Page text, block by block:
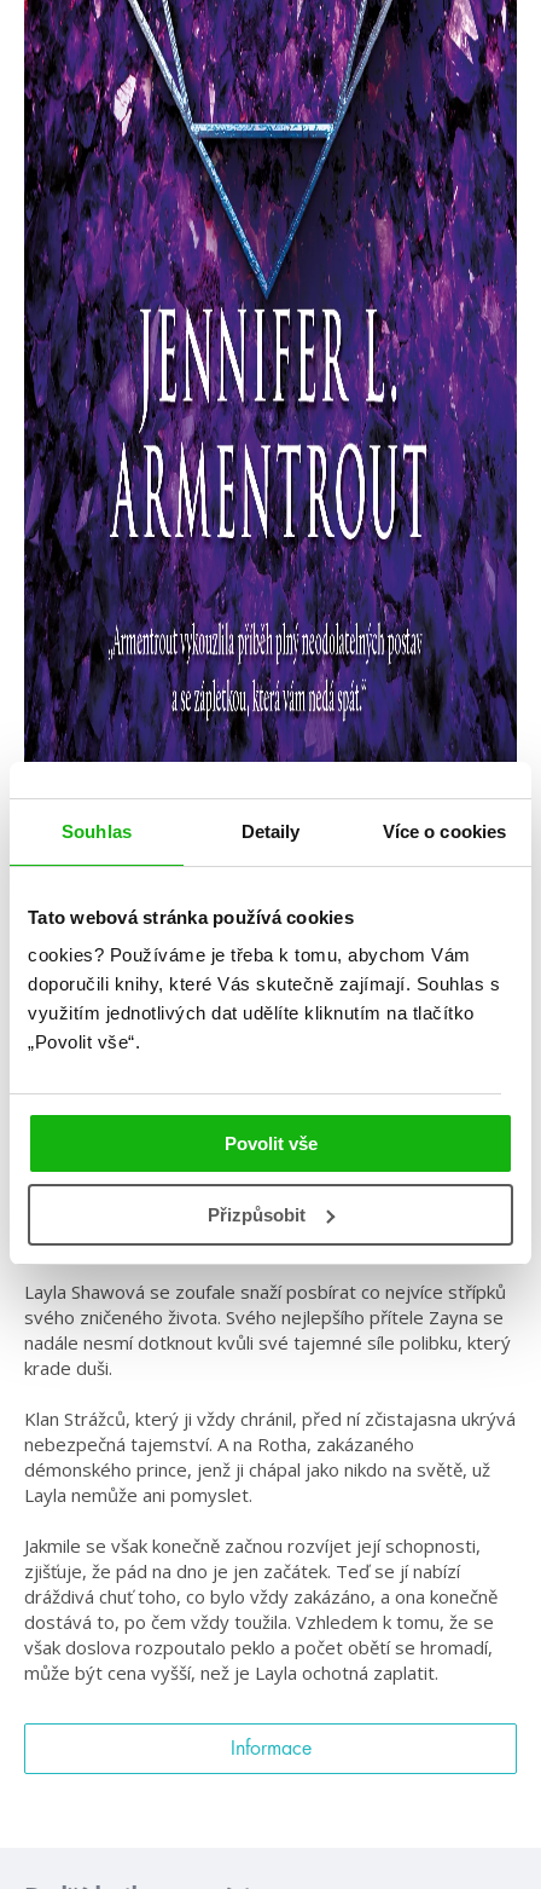
Souhlas Detaily Více o cookies
Tato webová stránka používá cookies
cookies? Používáme je třeba k tomu, abychom Vám
doporučili knihy, které Vás skutečně zajímají. Souhlas s
využitím jednotlivých dat udělíte kliknutím na tlačítko
„Povolit vše“.
Povolit vše
Přizpůsobit
Série: Dark Elements
Dotek jako led
#darkelements #jenniferlarmentrout
Druhý díl strhující série Dark Elements.
Layla Shawová se zoufale snaží posbírat co nejvíce střípků
svého zničeného života. Svého nejlepšího přítele Zayna se
nadále nesmí dotknout kvůli své tajemné síle polibku, který
krade duši.
Klan Strážců, který ji vždy chránil, před ní zčistajasna ukrývá
nebezpečná tajemství. A na Rotha, zakázaného
démonského prince, jenž ji chápal jako nikdo na světě, už
Layla nemůže ani pomyslet.
Jakmile se však konečně začnou rozvíjet její schopnosti,
zjišťuje, že pád na dno je jen začátek. Teď se jí nabízí
dráždivá chuť toho, co bylo vždy zakázáno, a ona konečně
dostává to, po čem vždy toužila. Vzhledem k tomu, že se
však doslova rozpoutalo peklo a počet obětí se hromadí,
může být cena vyšší, než je Layla ochotná zaplatit.
Informace